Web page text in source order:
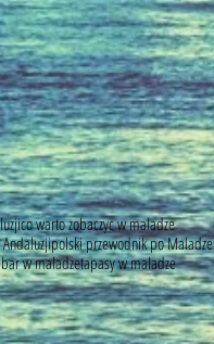
co warto zobaczyc w maladze
polski przewodnik po Maladze
w maladzetapasy w maladze